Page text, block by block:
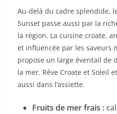
Au-delà du cadre splendide,
Sunset passe aussi par la
la région. La cuisine croate,
et influencée par les saveurs
propose un large éventail de
la mer. Rêve Croate et Soleil
aussi dans l’assiette.
Fruits de mer frais :